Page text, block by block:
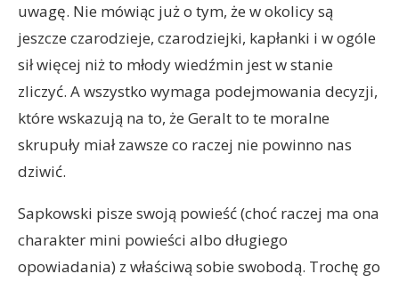
uwagę. Nie mówiąc już o tym, że w okolicy są
jeszcze czarodzieje, czarodziejki, kapłanki i w ogóle
sił więcej niż to młody wiedźmin jest w stanie
zliczyć. A wszystko wymaga podejmowania decyzji,
które wskazują na to, że Geralt to te moralne
skrupuły miał zawsze co raczej nie powinno nas
dziwić.
Sapkowski pisze swoją powieść (choć raczej ma ona
charakter mini powieści albo długiego
opowiadania) z właściwą sobie swobodą. Trochę go